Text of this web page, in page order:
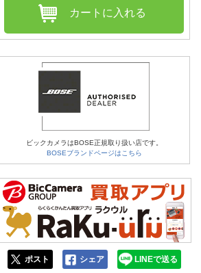
カートに入れる
ビックカメラはBOSE正規取り扱い店です。
BOSEブランドページはこちら
ポスト シェア LINEで送る